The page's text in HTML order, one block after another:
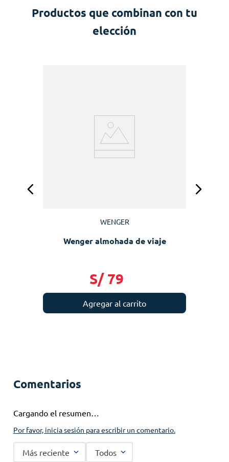
Productos que combinan con tu
elección
WENGER
Wenger almohada de viaje
S/ 79
Agregar al carrito
Comentarios
Cargando el resumen…
Por favor, inicia sesión para escribir un comentario.
Más reciente Todos